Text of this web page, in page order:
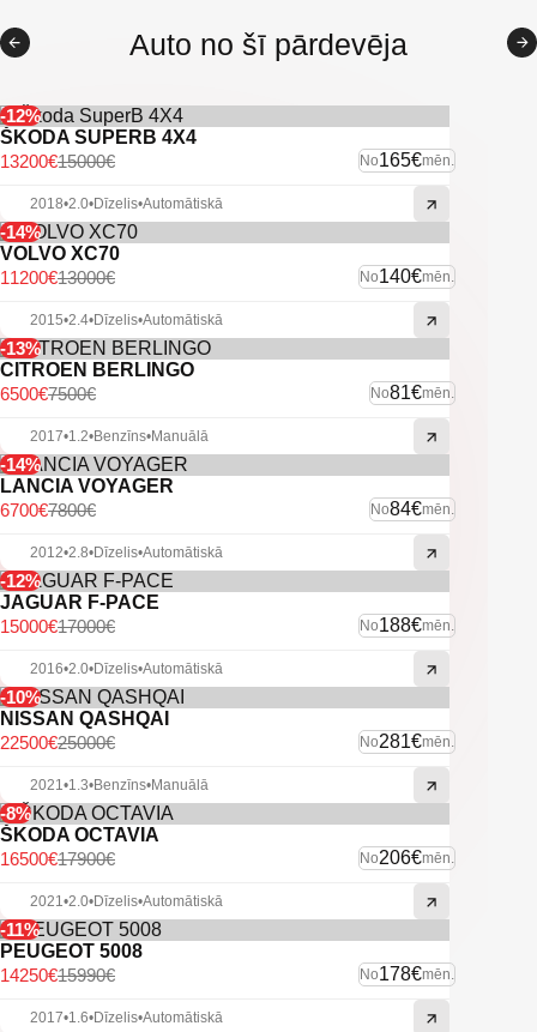
Kondicionieris
Citas ekstras
Auto no šī pārdevēja
-12%
ŠKODA SUPERB 4X4
No165€mēn.
15000€
13200€
2018•2.0•Dīzelis•Automātiskā
-14%
VOLVO XC70
No140€mēn.
13000€
11200€
2015•2.4•Dīzelis•Automātiskā
-13%
CITROEN BERLINGO
No81€mēn.
7500€
6500€
2017•1.2•Benzīns•Manuālā
-14%
LANCIA VOYAGER
No84€mēn.
7800€
6700€
2012•2.8•Dīzelis•Automātiskā
-12%
JAGUAR F-PACE
No188€mēn.
17000€
15000€
2016•2.0•Dīzelis•Automātiskā
-10%
NISSAN QASHQAI
No281€mēn.
25000€
22500€
2021•1.3•Benzīns•Manuālā
-8%
ŠKODA OCTAVIA
No206€mēn.
17900€
16500€
2021•2.0•Dīzelis•Automātiskā
-11%
PEUGEOT 5008
No178€mēn.
15990€
14250€
2017•1.6•Dīzelis•Automātiskā